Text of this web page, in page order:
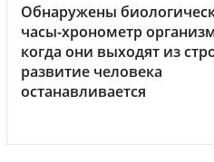
Обнаружены
часы-хронометр
когда они выходят из
развитие человека
останавливается